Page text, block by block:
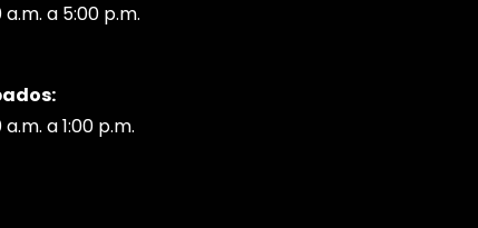
a.m. a 5:00 p.m.
a.m. a 1:00 p.m.